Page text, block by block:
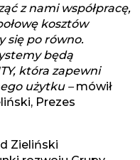
z nami współpracę,
kosztów
się po równo.
będą
która zapewni
użytku –mówił
Prezes
Zieliński